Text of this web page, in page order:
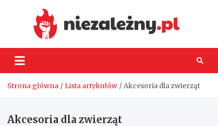
Strona główna Lista artykułów Akcesoria dla zwierząt
Akcesoria dla zwierząt